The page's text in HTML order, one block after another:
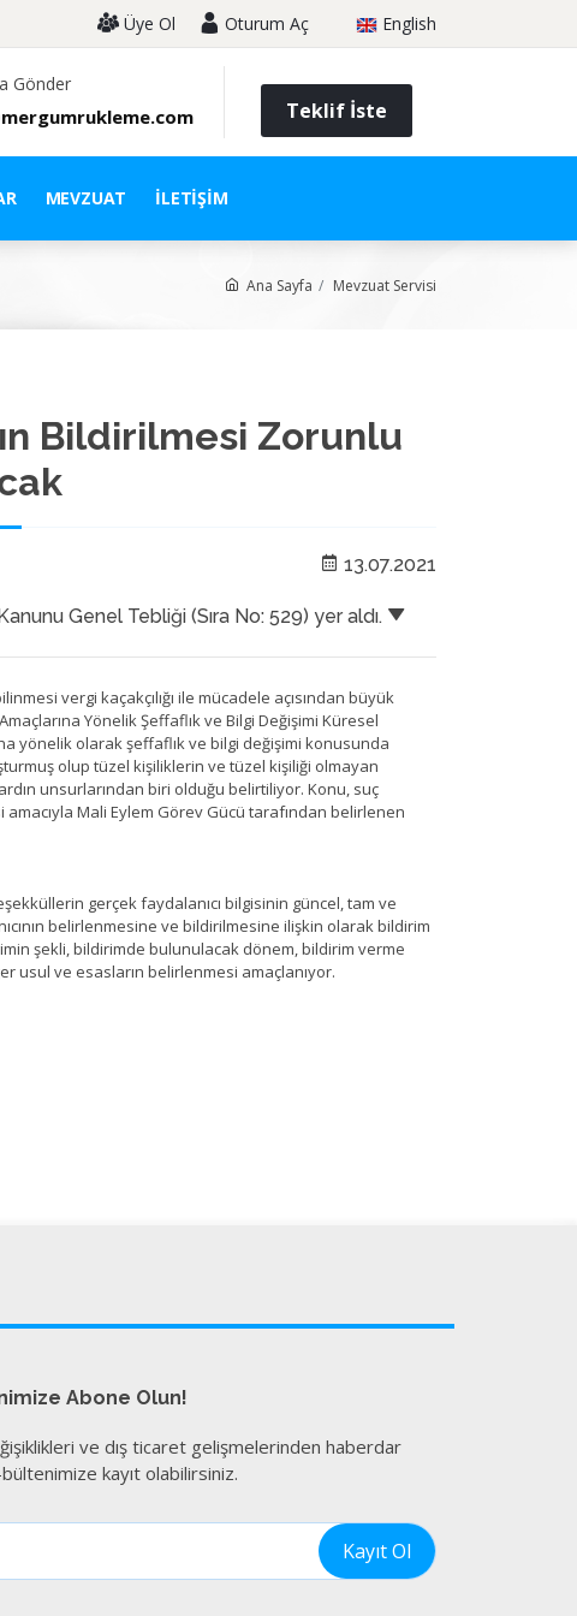
Üye Ol Oturum Aç English
Gönder
Teklif İste
MEVZUAT İLETIŞIM
Ana Sayfa Mevzuat Servisi
Bildirilmesi Zorunlu
13.07.2021
Genel Tebliği (Sıra No: 529) yer aldı.
vergi kaçakçılığı ile mücadele açısından büyük
Yönelik Şeffaflık ve Bilgi Değişimi Küresel
yönelik olarak şeffaflık ve bilgi değişimi konusunda
olup tüzel kişiliklerin ve tüzel kişiliği olmayan
unsurlarından biri olduğu belirtiliyor. Konu, suç
Mali Eylem Görev Gücü tarafından belirlenen
gerçek faydalanıcı bilgisinin güncel, tam ve
belirlenmesine ve bildirilmesine ilişkin olarak bildirim
şekli, bildirimde bulunulacak dönem, bildirim verme
usul ve esasların belirlenmesi amaçlanıyor.
Abone Olun!
ve dış ticaret gelişmelerinden haberdar
kayıt olabilirsiniz.